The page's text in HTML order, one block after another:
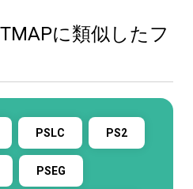
に類似したフ
PSLC PS2
PSEG